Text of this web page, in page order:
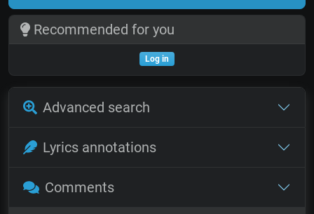
Recommended for you
Log in
Advanced search
Lyrics annotations
Comments